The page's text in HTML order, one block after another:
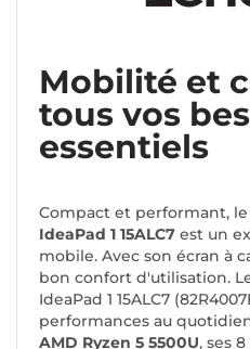
Mobilité et
tous vos
essentiels
Compact et performant,
IdeaPad 1 15ALC7 est un
mobile. Avec son écran à
bon confort d'utilisation.
IdeaPad 1 15ALC7
performances au
AMD Ryzen 5 5500U, ses